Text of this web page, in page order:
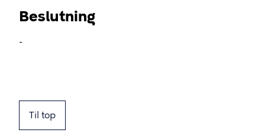
Beslutning
-
Til top